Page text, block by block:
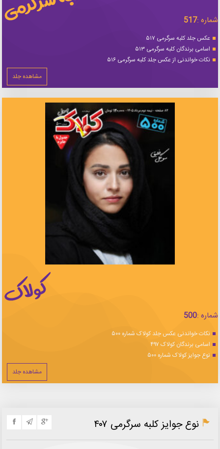
شماره :517
عکس جلد کلبه سرگرمی ۵۱۷
اسامی برندگان کلبه سرگرمی ۵۱۳
نکات خواندنی از عکس جلد کلبه سرگرمی ۵۱۶
مشاهده جلد
شماره :500
نکات خواندنی عکس جلد کولاک شماره ۵۰۰
اسامی برندگان کولاک ۴۹۷
نوع جوایز کولاک شماره ۵۰۰
مشاهده جلد
نوع جوایز کلبه سرگرمی ۴۰۷